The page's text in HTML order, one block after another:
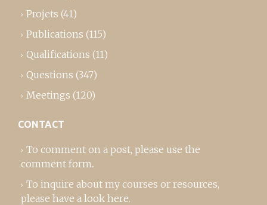
Projets (41)
Publications (115)
Qualifications (11)
Questions (347)
Meetings (120)
CONTACT
To comment on a post, please use the
comment form..
To inquire about my courses or resources,
please have a look here.